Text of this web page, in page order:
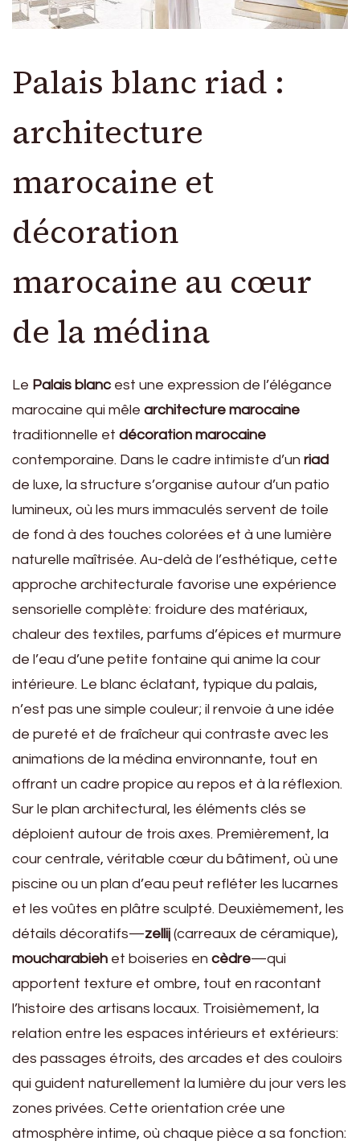
Palais blanc riad :
architecture
marocaine et
décoration
marocaine au cœur
de la médina
Le Palais blanc est une expression de l’élégance
marocaine qui mêle architecture marocaine
traditionnelle et décoration marocaine
contemporaine. Dans le cadre intimiste d’un riad
de luxe, la structure s’organise autour d’un patio
lumineux, où les murs immaculés servent de toile
de fond à des touches colorées et à une lumière
naturelle maîtrisée. Au-delà de l’esthétique, cette
approche architecturale favorise une expérience
sensorielle complète: froidure des matériaux,
chaleur des textiles, parfums d’épices et murmure
de l’eau d’une petite fontaine qui anime la cour
intérieure. Le blanc éclatant, typique du palais,
n’est pas une simple couleur; il renvoie à une idée
de pureté et de fraîcheur qui contraste avec les
animations de la médina environnante, tout en
offrant un cadre propice au repos et à la réflexion.
Sur le plan architectural, les éléments clés se
déploient autour de trois axes. Premièrement, la
cour centrale, véritable cœur du bâtiment, où une
piscine ou un plan d’eau peut refléter les lucarnes
et les voûtes en plâtre sculpté. Deuxièmement, les
détails décoratifs—zellij (carreaux de céramique),
moucharabieh et boiseries en cèdre—qui
apportent texture et ombre, tout en racontant
l’histoire des artisans locaux. Troisièmement, la
relation entre les espaces intérieurs et extérieurs:
des passages étroits, des arcades et des couloirs
qui guident naturellement la lumière du jour vers les
zones privées. Cette orientation crée une
atmosphère intime, où chaque pièce a sa fonction: